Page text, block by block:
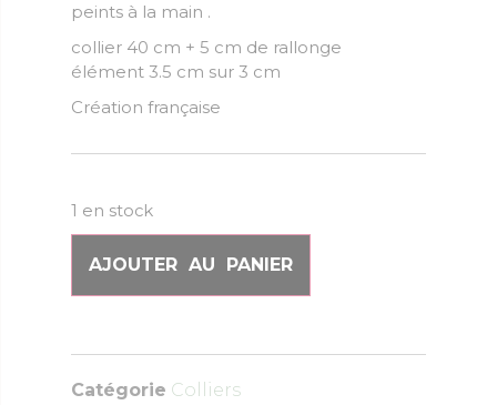
peints à la main .
collier 40 cm + 5 cm de rallonge
élément 3.5 cm sur 3 cm
Création française
1 en stock
AJOUTER AU PANIER
Catégorie Colliers